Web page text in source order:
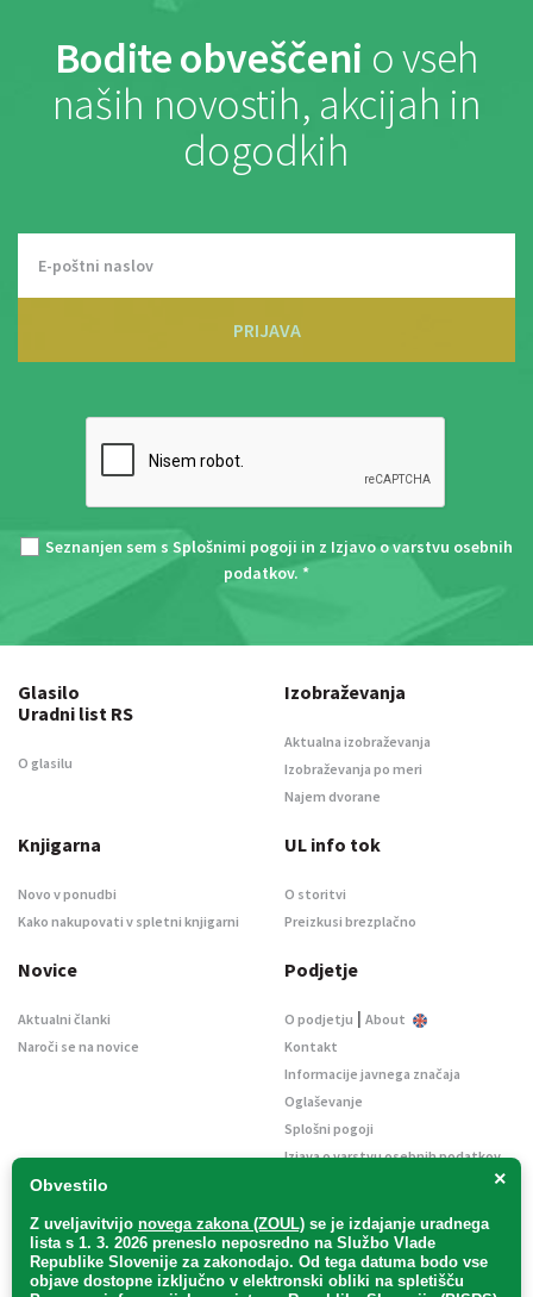
Bodite obveščeni o vseh
naših novostih, akcijah in
dogodkih
PRIJAVA
Seznanjen sem s Splošnimi pogoji in z Izjavo o varstvu osebnih
podatkov. *
×
Obvestilo
Z uveljavitvijo novega zakona (ZOUL) se je izdajanje uradnega
lista s 1. 3. 2026 preneslo neposredno na Službo Vlade
Republike Slovenije za zakonodajo. Od tega datuma bodo vse
objave dostopne izključno v elektronski obliki na spletišču
Glasilo
Uradni list RS
O glasilu
Izobraževanja
Aktualna izobraževanja
Izobraževanja po meri
Najem dvorane
Knjigarna
Novo v ponudbi
Kako nakupovati v spletni knjigarni
UL info tok
O storitvi
Preizkusi brezplačno
Novice
Aktualni članki
Naroči se na novice
Podjetje
O podjetju | About
Kontakt
Informacije javnega značaja
Oglaševanje
Splošni pogoji
Izjava o varstvu osebnih podatkov